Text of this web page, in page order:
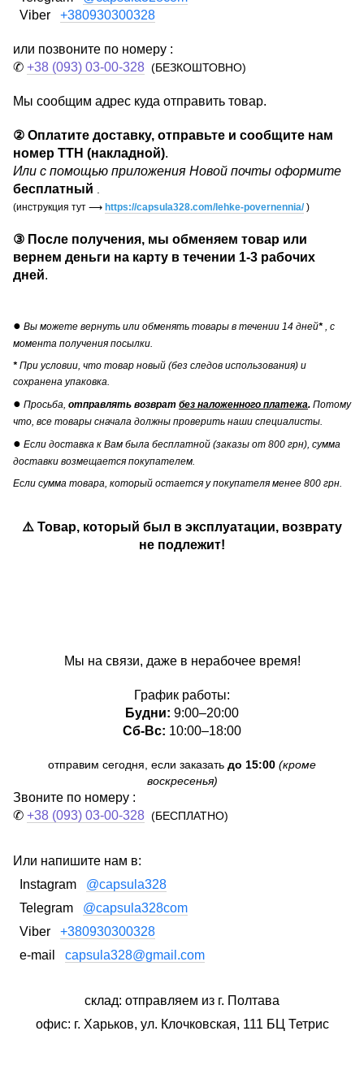
Viber +380930300328
или позвоните по номеру :
✆ +38 (093) 03-00-328 (БЕЗКОШТОВНО)
Мы сообщим адрес куда отправить товар.
② Оплатите доставку, отправьте и сообщите нам
номер ТТН (накладной).
Или с помощью приложения Новой почты оформите
бесплатный
(инструкция тут ⟶ https://capsula328.com/lehke-povernennia/)
③ После получения, мы обменяем товар или
вернем деньги на карту в течении 1-3 рабочих
дней.
● Вы можете вернуть или обменять товары в течении 14 дней* , с
момента получения посылки.
* При условии, что товар новый (без следов использования) и
сохранена упаковка.
● Просьба, отправлять возврат без наложенного платежа. Потому
что, все товары сначала должны проверить наши специалисты.
● Если доставка к Вам была бесплатной (заказы от 800 грн), сумма
доставки возмещается покупателем.
Если сумма товара, который остается у покупателя менее 800 грн.
⚠️ Товар, который был в эксплуатации, возврату
не подлежит!
Мы на связи, даже в нерабочее время!
График работы:
Будни: 9:00–20:00
Сб-Вс: 10:00–18:00
отправим сегодня, если заказать до 15:00 (кроме
воскресенья)
Звоните по номеру :
✆ +38 (093) 03-00-328 (БЕСПЛАТНО)
Или напишите нам в:
Instagram @capsula328
Telegram @capsula328com
Viber +380930300328
e-mail capsula328@gmail.com
склад: отправляем из г. Полтава
офис: г. Харьков, ул. Клочковская, 111 БЦ Тетрис